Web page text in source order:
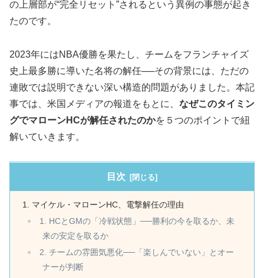
の上層部が“完全リセット”されるという異例の事態が起き
たのです。
2023年にはNBA優勝を果たし、チームをフランチャイズ
史上最多勝に導いた名将の解任──その背景には、ただの
連敗では説明できない深い構造的問題がありました。本記
事では、米国メディアの報道をもとに、 なぜこのタイミン
グでマローンHCが解任されたのかを５つのポイントで紐
解いていきます。
目次
マイケル・マローンHC、電撃解任の理由
1. HCとGMの「冷戦状態」──勝利の今を取るか、未
来の安定を取るか
2. チームの雰囲気悪化──「楽しんでいない」とオー
ナーが判断